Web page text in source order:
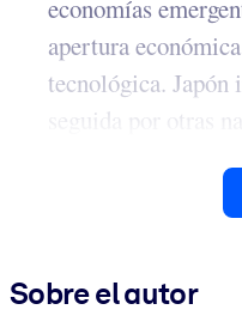
economías
apertura
tecnológica.
seguida por otras
Sobre el autor